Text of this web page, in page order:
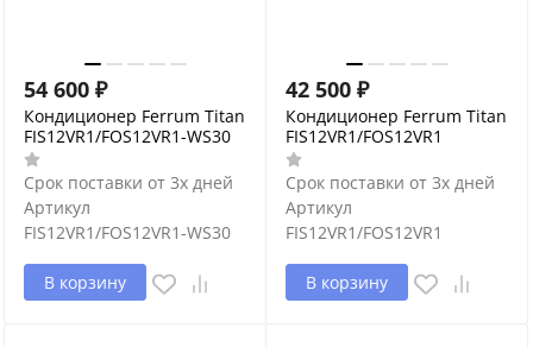
54 600 ₽
Кондиционер Ferrum Titan
FIS12VR1/FOS12VR1-WS30
Срок поставки от 3х дней
Артикул
FIS12VR1/FOS12VR1-WS30
В корзину
42 500 ₽
Кондиционер Ferrum Titan
FIS12VR1/FOS12VR1
Срок поставки от 3х дней
Артикул
FIS12VR1/FOS12VR1
В корзину